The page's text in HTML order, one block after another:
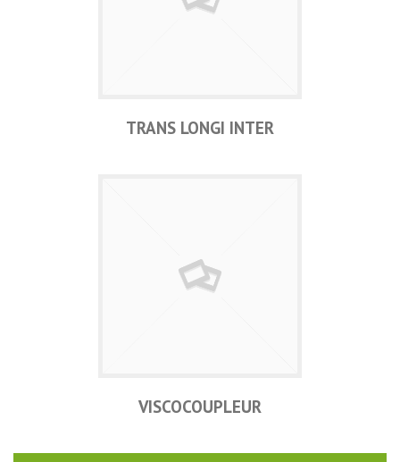
TRANS LONGI INTER
VISCOCOUPLEUR